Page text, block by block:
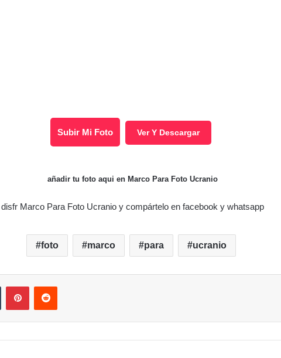
Subir Mi Foto Ver Y Descargar
añadir tu foto aqui en Marco Para Foto Ucranio
disfr Marco Para Foto Ucranio y compártelo en facebook y whatsapp
foto marco para ucranio
Tumblr PinterestReddit